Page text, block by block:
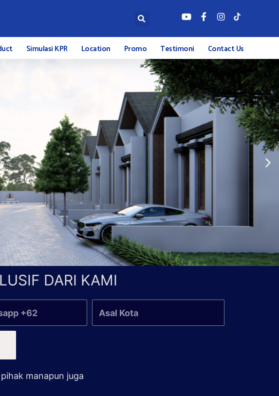
Simulasi KPR Location Promo Testimoni Contact Us
DARI KAMI
manapun juga